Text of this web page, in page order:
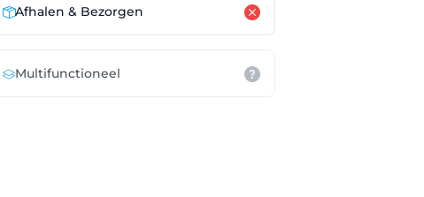
Afhalen & Bezorgen
Multifunctioneel